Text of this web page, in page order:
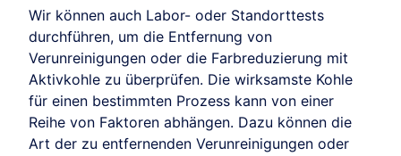
Wir können auch Labor- oder Standorttests
durchführen, um die Entfernung von
Verunreinigungen oder die Farbreduzierung mit
Aktivkohle zu überprüfen. Die wirksamste Kohle
für einen bestimmten Prozess kann von einer
Reihe von Faktoren abhängen. Dazu können die
Art der zu entfernenden Verunreinigungen oder